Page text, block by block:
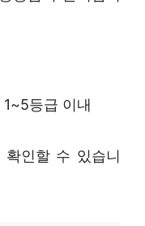
등급 이내
인할 수 있습니